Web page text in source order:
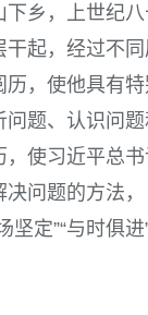
乡，上世纪
起，经过不同
，使他具有
题、认识问
使习近平总
问题的方法
定”“与时俱进